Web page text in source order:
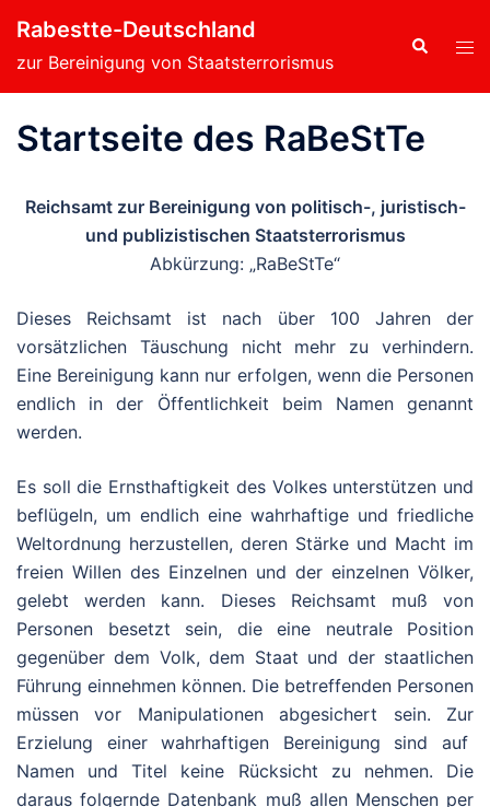
Inhalt
springen
Rabestte-Deutschland
zur Bereinigung von Staatsterrorismus
Suche
Startseite des RaBeStTe
Reichsamt zur Bereinigung von politisch-, juristisch-
und publizistischen Staatsterrorismus
Abkürzung: „RaBeStTe“
Dieses Reichsamt ist nach über 100 Jahren der
vorsätzlichen Täuschung nicht mehr zu verhindern.
Eine Bereinigung kann nur erfolgen, wenn die Personen
endlich in der Öffentlichkeit beim Namen genannt
werden.
Es soll die Ernsthaftigkeit des Volkes unterstützen und
beflügeln, um endlich eine wahrhaftige und friedliche
Weltordnung herzustellen, deren Stärke und Macht im
freien Willen des Einzelnen und der einzelnen Völker,
gelebt werden kann. Dieses Reichsamt muß von
Personen besetzt sein, die eine neutrale Position
gegenüber dem Volk, dem Staat und der staatlichen
Führung einnehmen können. Die betreffenden Personen
müssen vor Manipulationen abgesichert sein. Zur
Erzielung einer wahrhaftigen Bereinigung sind auf
Namen und Titel keine Rücksicht zu nehmen. Die
daraus folgernde Datenbank muß allen Menschen per